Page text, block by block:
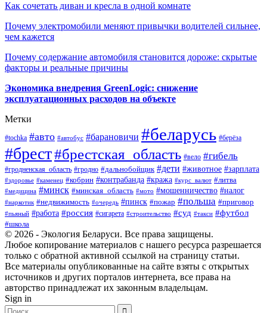
Как сочетать диван и кресла в одной комнате
Почему электромобили меняют привычки водителей сильнее,
чем кажется
Почему содержание автомобиля становится дороже: скрытые
факторы и реальные причины
Экономика внедрения GreenLogic: снижение
эксплуатационных расходов на объекте
Метки
#tochka #авто #автобус #барановичи #беларусь #берёза
#брест#брестская_область #вело #гибель
#гродненская_область #гродно #дальнобойщик #дети #животное #зарплата
#здоровье #каменец #кобрин #контрабанда #кража #курс_валют #литва
#медицина #минск #минская_область #мото #мошенничество #налог
#наркотик #недвижимость #очередь #пинск #пожар #польша #приговор
#пьяный #работа #россия #сигарета #строительство #суд #такси #футбол
#школа
© 2026 - Экология Беларуси. Все права защищены.
Любое копирование материалов с нашего ресурса разрешается
только с обратной активной ссылкой на страницу статьи.
Все материалы опубликованные на сайте взяты с открытых
источников и других порталов интернета, все права на
авторство принадлежат их законным владельцам.
Sign in